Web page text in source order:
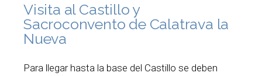
Visita al Castillo y
Sacroconvento de Calatrava la
Nueva
Para llegar hasta la base del Castillo se deben